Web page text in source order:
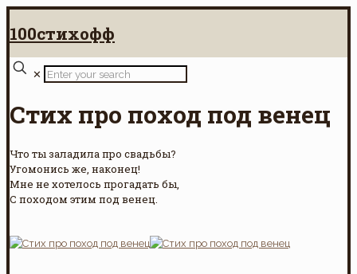
100стихофф
✕
Стих про поход под венец
Что ты заладила про свадьбы?
Угомонись же, наконец!
Мне не хотелось прогадать бы,
С походом этим под венец.